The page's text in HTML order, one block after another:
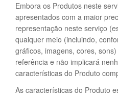
Embora os Produtos neste
apresentados com a maior
representação neste serviço
qualquer meio (incluindo,
gráficos, imagens, cores,
referência e não implicará
características do Produto
As características do Produto